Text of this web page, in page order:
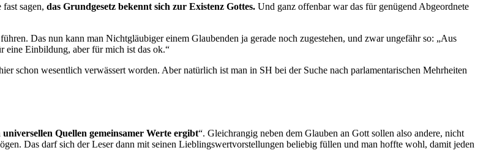
sagen, das Grundgesetz bekennt sich zur Existenz Gottes. Und ganz offenbar war das für genügend Abgeordnete
Das nun kann man Nichtgläubiger einem Glaubenden ja gerade noch zugestehen, und zwar ungefähr so: „Aus
eine Einbildung, aber für mich ist das ok.“
schon wesentlich verwässert worden. Aber natürlich ist man in SH bei der Suche nach parlamentarischen Mehrheiten
Quellen gemeinsamer Werte ergibt“. Gleichrangig neben dem Glauben an Gott sollen also andere, nicht
Das darf sich der Leser dann mit seinen Lieblingswertvorstellungen beliebig füllen und man hoffte wohl, damit jeden